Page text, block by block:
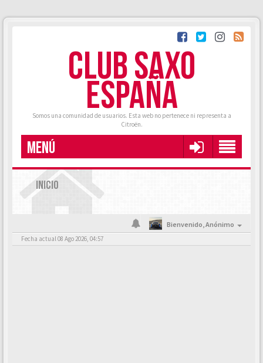
CLUB SAXO
ESPAÑA
Somos una comunidad de usuarios. Esta web no pertenece ni representa a
Citroën.
MENÚ
INICIO
Bienvenido,Anónimo
Fecha actual 08 Ago 2026, 04:57